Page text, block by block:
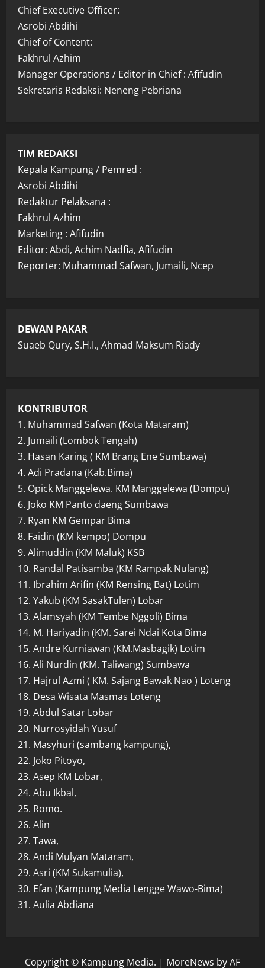
Chief Executive Officer:
Asrobi Abdihi
Chief of Content:
Fakhrul Azhim
Manager Operations / Editor in Chief : Afifudin
Sekretaris Redaksi: Neneng Pebriana
TIM REDAKSI
Kepala Kampung / Pemred :
Asrobi Abdihi
Redaktur Pelaksana :
Fakhrul Azhim
Marketing : Afifudin
Editor: Abdi, Achim Nadfia, Afifudin
Reporter: Muhammad Safwan, Jumaili, Ncep
DEWAN PAKAR
Suaeb Qury, S.H.I., Ahmad Maksum Riady
KONTRIBUTOR
1. Muhammad Safwan (Kota Mataram)
2. Jumaili (Lombok Tengah)
3. Hasan Karing ( KM Brang Ene Sumbawa)
4. Adi Pradana (Kab.Bima)
5. Opick Manggelewa. KM Manggelewa (Dompu)
6. Joko KM Panto daeng Sumbawa
7. Ryan KM Gempar Bima
8. Faidin (KM kempo) Dompu
9. Alimuddin (KM Maluk) KSB
10. Randal Patisamba (KM Rampak Nulang)
11. Ibrahim Arifin (KM Rensing Bat) Lotim
12. Yakub (KM SasakTulen) Lobar
13. Alamsyah (KM Tembe Nggoli) Bima
14. M. Hariyadin (KM. Sarei Ndai Kota Bima
15. Andre Kurniawan (KM.Masbagik) Lotim
16. Ali Nurdin (KM. Taliwang) Sumbawa
17. Hajrul Azmi ( KM. Sajang Bawak Nao ) Loteng
18. Desa Wisata Masmas Loteng
19. Abdul Satar Lobar
20. Nurrosyidah Yusuf
21. Masyhuri (sambang kampung),
22. Joko Pitoyo,
23. Asep KM Lobar,
24. Abu Ikbal,
25. Romo.
26. Alin
27. Tawa,
28. Andi Mulyan Mataram,
29. Asri (KM Sukamulia),
30. Efan (Kampung Media Lengge Wawo-Bima)
31. Aulia Abdiana
Copyright © Kampung Media. | MoreNews by AF